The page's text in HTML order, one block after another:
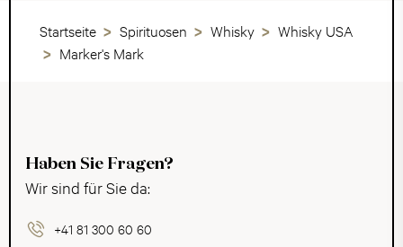
Startseite Spirituosen Whisky
Whisky USA
Marker's Mark
Haben Sie Fragen?
Wir sind für Sie da:
+41 81 300 60 60